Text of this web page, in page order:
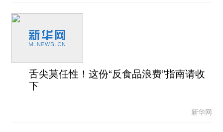
舌尖莫任性！这份“反食品浪费”指南请收
下
新华网